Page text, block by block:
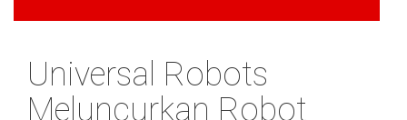
Universal Robots
Meluncurkan Robot